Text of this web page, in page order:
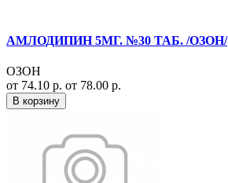
АМЛОДИПИН 5МГ. №30 ТАБ. /ОЗОН/
ОЗОН
от 74.10 р. от 78.00 р.
В корзину